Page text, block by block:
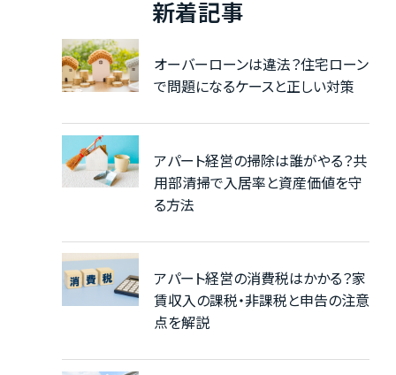
新着記事
オーバーローンは違法？住宅ローン
で問題になるケースと正しい対策
アパート経営の掃除は誰がやる？共
用部清掃で入居率と資産価値を守
る方法
アパート経営の消費税はかかる？家
賃収入の課税・非課税と申告の注意
点を解説